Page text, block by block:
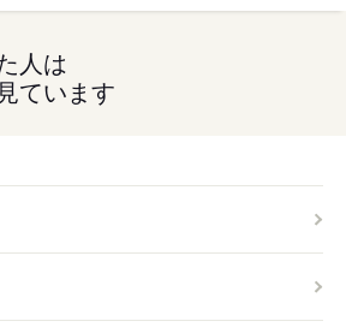
人は
ています